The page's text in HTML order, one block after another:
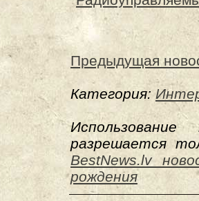
Предыдущая
Категория:
разрешается
BestNews.lv
рождения